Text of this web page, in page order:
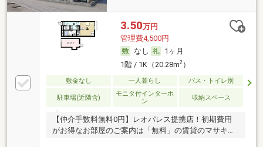
3.50万円
管理費4,500円
なし
1ヶ月
1階 / 1K（20.28m2）
敷金なし 一人暮らし バス・トイレ別
駐車場(近隣含)
モニタ付インターホ
ン
収納スペース
【仲介手数料無料0円】レオパレス提携店！初期費用
がお得なお部屋のご案内は「無料」の賃貸のマサキ